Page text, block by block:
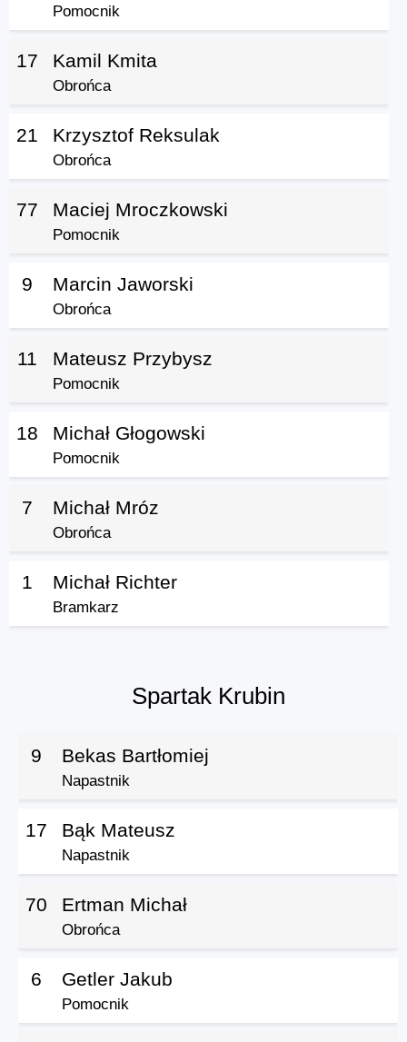
Pomocnik
17 Kamil Kmita
Obrońca
21 Krzysztof Reksulak
Obrońca
77 Maciej Mroczkowski
Pomocnik
9 Marcin Jaworski
Obrońca
11 Mateusz Przybysz
Pomocnik
18 Michał Głogowski
Pomocnik
7 Michał Mróz
Obrońca
1 Michał Richter
Bramkarz
Spartak Krubin
9 Bekas Bartłomiej
Napastnik
17 Bąk Mateusz
Napastnik
70 Ertman Michał
Obrońca
6 Getler Jakub
Pomocnik